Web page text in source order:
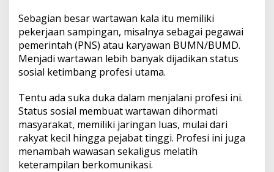
Sebagian besar wartawan kala itu memiliki
pekerjaan sampingan, misalnya sebagai pegawai
pemerintah (PNS) atau karyawan BUMN/BUMD.
Menjadi wartawan lebih banyak dijadikan status
sosial ketimbang profesi utama.
Tentu ada suka duka dalam menjalani profesi ini.
Status sosial membuat wartawan dihormati
masyarakat, memiliki jaringan luas, mulai dari
rakyat kecil hingga pejabat tinggi. Profesi ini juga
menambah wawasan sekaligus melatih
keterampilan berkomunikasi.